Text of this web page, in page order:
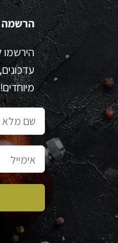
הרשמה
הירשמו
מיוחדים!